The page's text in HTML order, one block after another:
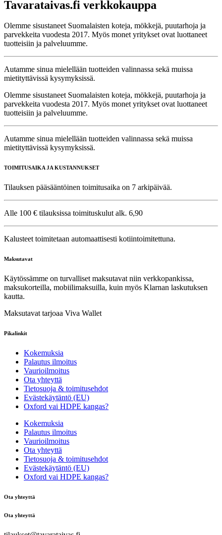
Tavarataivas.fi verkkokauppa
Olemme sisustaneet Suomalaisten koteja, mökkejä, puutarhoja ja
parvekkeita vuodesta 2017. Myös monet yritykset ovat luottaneet
tuotteisiin ja palveluumme.
Autamme sinua mielellään tuotteiden valinnassa sekä muissa
mietityttävissä kysymyksissä.
Olemme sisustaneet Suomalaisten koteja, mökkejä, puutarhoja ja
parvekkeita vuodesta 2017. Myös monet yritykset ovat luottaneet
tuotteisiin ja palveluumme.
Autamme sinua mielellään tuotteiden valinnassa sekä muissa
mietityttävissä kysymyksissä.
TOIMITUSAIKA JA KUSTANNUKSET
Tilauksen pääsääntöinen toimitusaika on 7 arkipäivää.
Alle 100 € tilauksissa toimituskulut alk. 6,90
Kalusteet toimitetaan automaattisesti kotiintoimitettuna.
Maksutavat
Käytössämme on turvalliset maksutavat niin verkkopankissa,
maksukorteilla, mobiilimaksuilla, kuin myös Klarnan laskutuksen
kautta.
Maksutavat tarjoaa Viva Wallet
Pikalinkit
Kokemuksia
Palautus ilmoitus
Vaurioilmoitus
Ota yhteyttä
Tietosuoja & toimitusehdot
Evästekäytäntö (EU)
Oxford vai HDPE kangas?
Kokemuksia
Palautus ilmoitus
Vaurioilmoitus
Ota yhteyttä
Tietosuoja & toimitusehdot
Evästekäytäntö (EU)
Oxford vai HDPE kangas?
Ota yhteyttä
Ota yhteyttä